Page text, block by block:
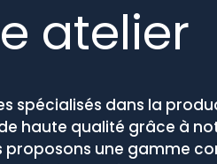
atelier
spécialisés dans la
haute qualité grâce à
proposons une gamme